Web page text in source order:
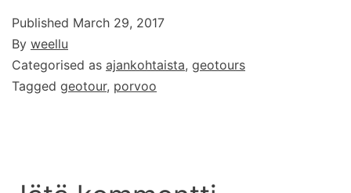
Published March 29, 2017
By weellu
Categorised as ajankohtaista, geotours
Tagged geotour, porvoo